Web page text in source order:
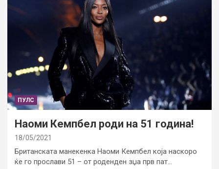
ПУЛС
Наоми Кемпбел роди на 51 година!
18/05/2021
Британската манекенка Наоми Кемпбел која наскоро
ќе го прослави 51 – от роденден зџа прв пат…